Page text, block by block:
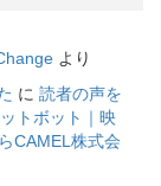
より
に 読者の声を
トボット｜映
CAMEL株式会